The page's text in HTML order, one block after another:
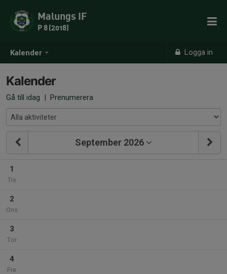
Kalender Logga in
Malungs IF
P 8 (2018)
Kalender
Gå till idag | Prenumerera
September 2026
1
Tis
2
Ons
3
Tor
4
Fre